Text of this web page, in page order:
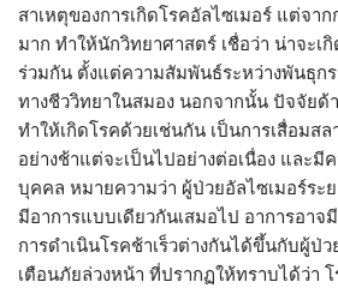
สาเหตุของการเกิดโรคอัลไซเมอร์ แต่จา
มาก ทำให้นักวิทยาศาสตร์ เชื่อว่า น่าจะเ
ร่วมกัน ตั้งแต่ความสัมพันธ์ระหว่างพันธุก
ทางชีววิทยาในสมอง นอกจากนั้น ปัจจัย
ทำให้เกิดโรคด้วยเช่นกัน เป็นการเสื่อมส
อย่างช้าแต่จะเป็นไปอย่างต่อเนื่อง และมี
บุคคล หมายความว่า ผู้ป่วยอัลไซเมอร์ระ
มีอาการแบบเดียวกันเสมอไป อาการอาจ
การดำเนินโรคช้าเร็วต่างกันได้ขึ้นกับผู้
เตือนภัยล่วงหน้า ที่ปรากฏให้ทราบได้ว่า